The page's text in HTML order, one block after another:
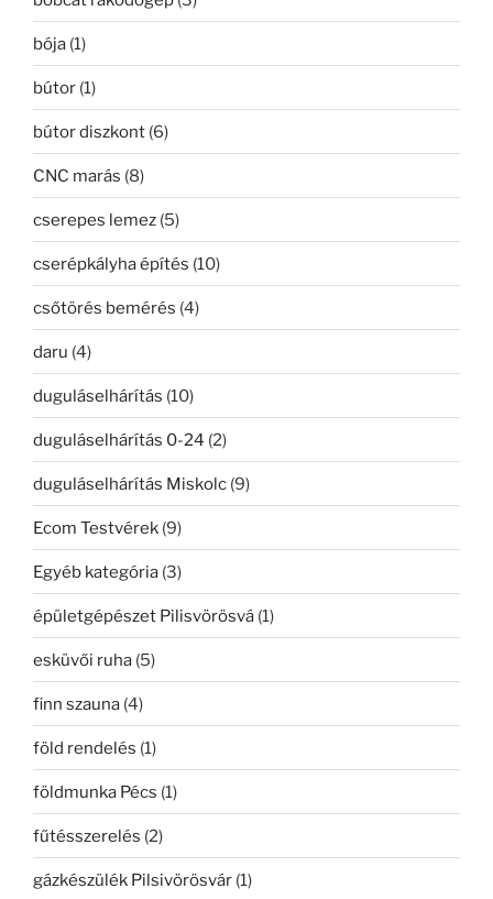
bója (1)
bútor (1)
bútor diszkont (6)
CNC marás (8)
cserepes lemez (5)
cserépkályha építés (10)
csőtörés bemérés (4)
daru (4)
duguláselhárítás (10)
duguláselhárítás 0-24 (2)
duguláselhárítás Miskolc (9)
Ecom Testvérek (9)
Egyéb kategória (3)
épületgépészet Pilisvörösvá (1)
esküvői ruha (5)
finn szauna (4)
föld rendelés (1)
földmunka Pécs (1)
fűtésszerelés (2)
gázkészülék Pilsivörösvár (1)